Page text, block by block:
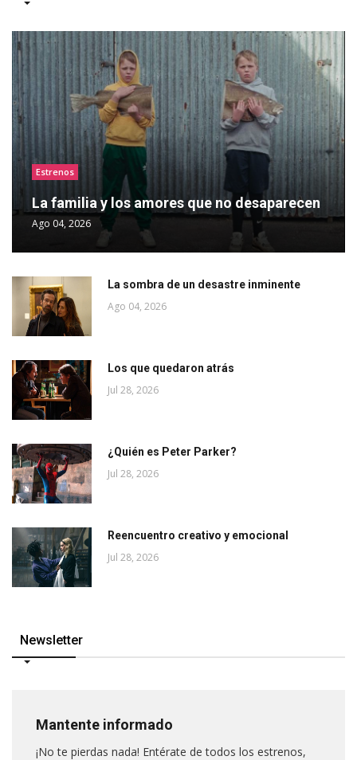
Estrenos
La familia y los amores que no desaparecen
Ago 04, 2026
La sombra de un desastre inminente
Ago 04, 2026
Los que quedaron atrás
Jul 28, 2026
¿Quién es Peter Parker?
Jul 28, 2026
Reencuentro creativo y emocional
Jul 28, 2026
Newsletter
Mantente informado
¡No te pierdas nada! Entérate de todos los estrenos,